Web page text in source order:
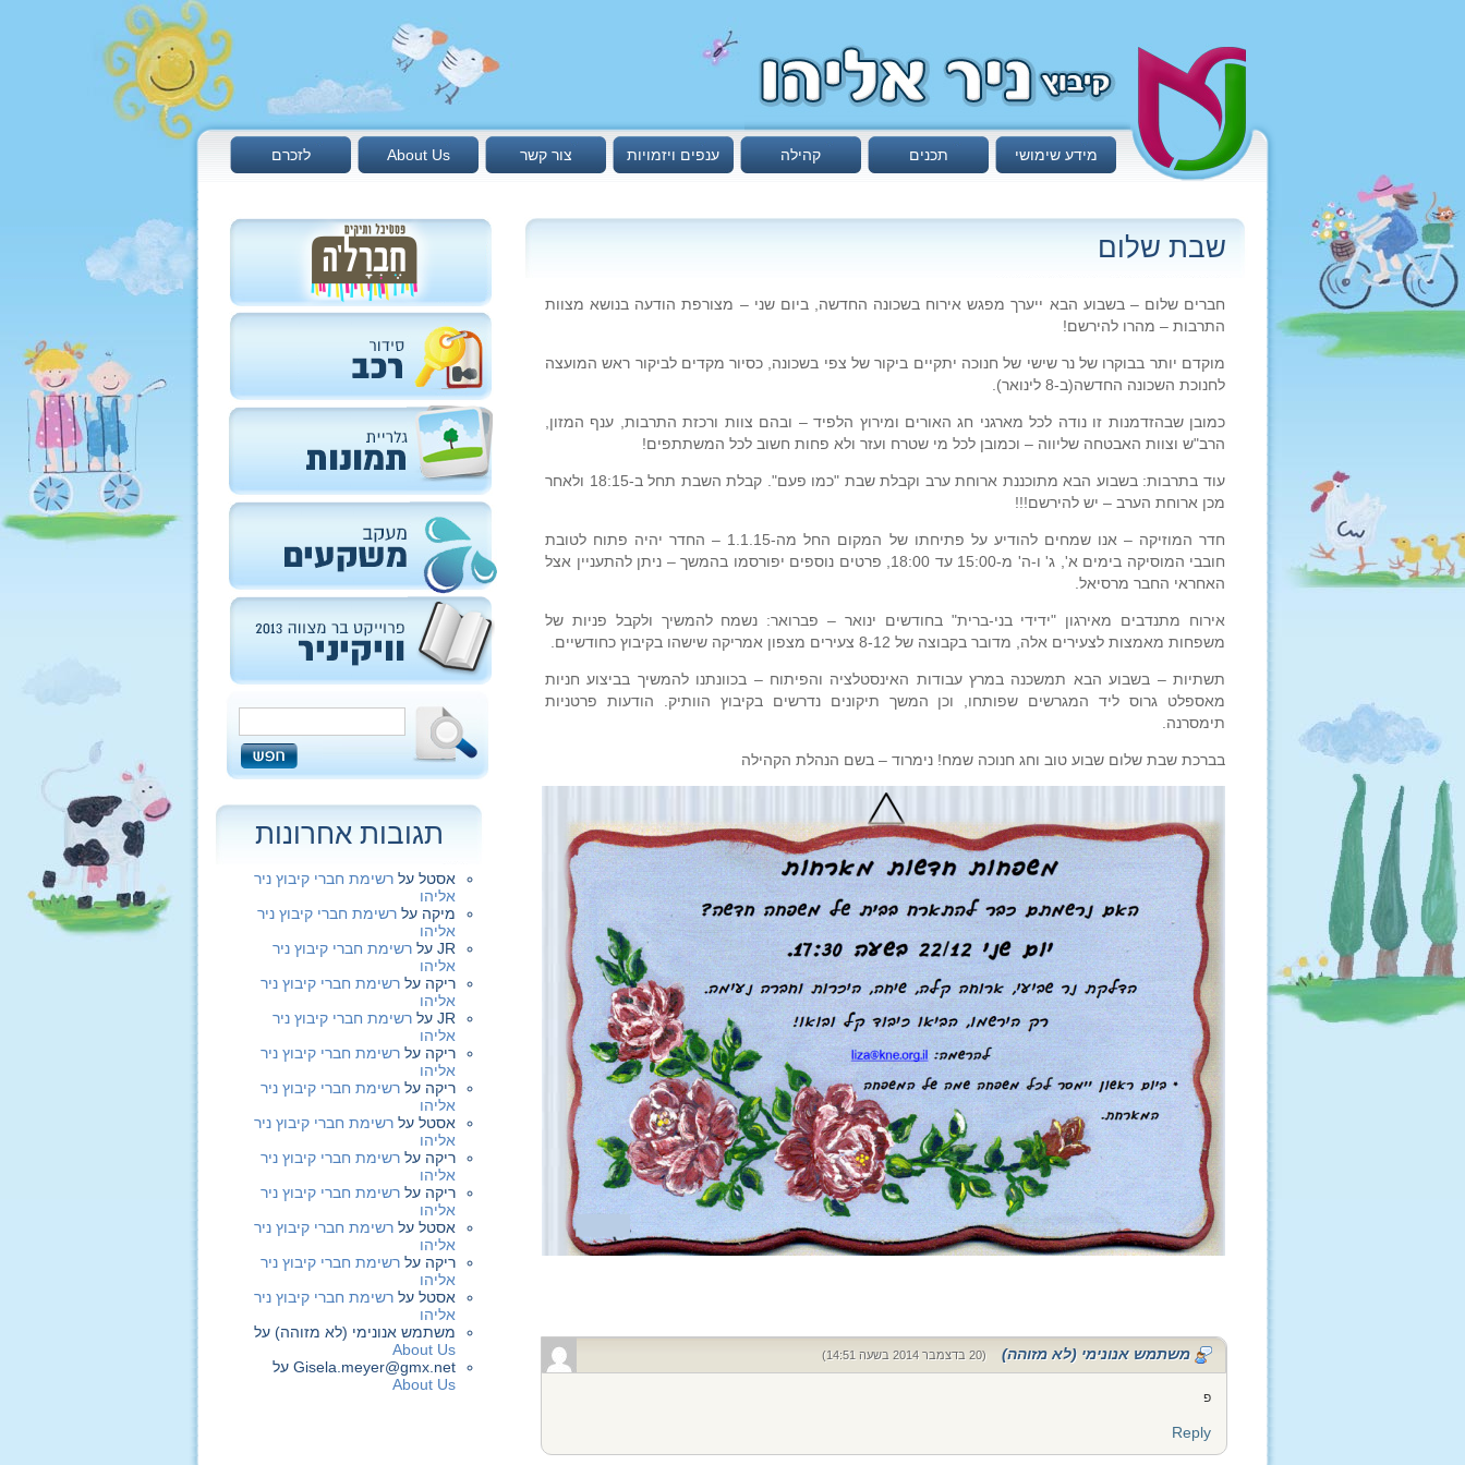
לזכרם About Us צור קשר ענפים ויזמויות קהילה תכנים מידע שימושי
שבת שלום
חברים שלום – בשבוע הבא ייערך מפגש אירוח בשכונה החדשה, ביום שני – מצורפת הודעה בנושא מצוות
התרבות – מהרו להירשם!
מוקדם יותר בבוקרו של נר שישי של חנוכה יתקיים ביקור של צפי בשכונה, כסיור מקדים לביקור ראש המועצה
לחנוכת השכונה החדשה(ב-8 לינואר).
כמובן שבהזדמנות זו נודה לכל מארגני חג האורים ומירוץ הלפיד – ובהם צוות ורכזת התרבות, ענף המזון,
הרב"ש וצוות האבטחה שליווה – וכמובן לכל מי שטרח ועזר ולא פחות חשוב לכל המשתתפים!
עוד בתרבות: בשבוע הבא מתוכננת ארוחת ערב וקבלת שבת "כמו פעם". קבלת השבת תחל ב-18:15 ולאחר
מכן ארוחת הערב – יש להירשם!!!
חדר המוזיקה – אנו שמחים להודיע על פתיחתו של המקום החל מה-1.1.15 – החדר יהיה פתוח לטובת
חובבי המוסיקה בימים א', ג' ו-ה' מ-15:00 עד 18:00, פרטים נוספים יפורסמו בהמשך – ניתן להתעניין אצל
האחראי החבר מרסיאל.
אירוח מתנדבים מאירגון "ידידי בני-ברית" בחודשים ינואר – פברואר: נשמח להמשיך ולקבל פניות של
משפחות מאמצות לצעירים אלה, מדובר בקבוצה של 8-12 צעירים מצפון אמריקה שישהו בקיבוץ כחודשיים.
תשתיות – בשבוע הבא תמשכנה במרץ עבודות האינסטלציה והפיתוח – בכוונתנו להמשיך בביצוע חניות
מאספלט גרוס ליד המגרשים שפותחו, וכן המשך תיקונים נדרשים בקיבוץ הוותיק. הודעות פרטניות
תימסרנה.
בברכת שבת שלום שבוע טוב וחג חנוכה שמח! נימרוד – בשם הנהלת הקהילה
משתמש אנונימי (לא מזוהה) (20 בדצמבר 2014 בשעה 14:51)
פ
Reply
תגובות אחרונות
אסטל על רשימת חברי קיבוץ ניר
אליהו
מיקה על רשימת חברי קיבוץ ניר
אליהו
JR על רשימת חברי קיבוץ ניר
אליהו
ריקה על רשימת חברי קיבוץ ניר
אליהו
JR על רשימת חברי קיבוץ ניר
אליהו
ריקה על רשימת חברי קיבוץ ניר
אליהו
ריקה על רשימת חברי קיבוץ ניר
אליהו
אסטל על רשימת חברי קיבוץ ניר
אליהו
ריקה על רשימת חברי קיבוץ ניר
אליהו
ריקה על רשימת חברי קיבוץ ניר
אליהו
אסטל על רשימת חברי קיבוץ ניר
אליהו
ריקה על רשימת חברי קיבוץ ניר
אליהו
אסטל על רשימת חברי קיבוץ ניר
אליהו
משתמש אנונימי (לא מזוהה) על
About Us
Gisela.meyer@gmx.net על
About Us